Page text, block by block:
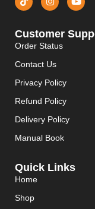
Customer
Order Status
Contact Us
Privacy Policy
Refund Policy
Delivery Policy
Manual Book
Quick Links
Home
Shop